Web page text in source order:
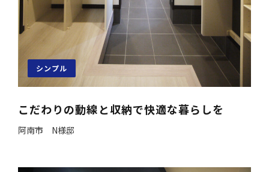
シンプル
こだわりの動線と収納で快適な暮らしを
阿南市 N様邸